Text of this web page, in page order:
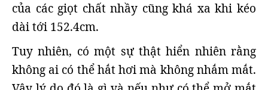
của các giọt chất nhầy cũng khá xa khi kéo
dài tới 152.4cm.
Tuy nhiên, có một sự thật hiển nhiên rằng
không ai có thể hắt hơi mà không nhắm mắt.